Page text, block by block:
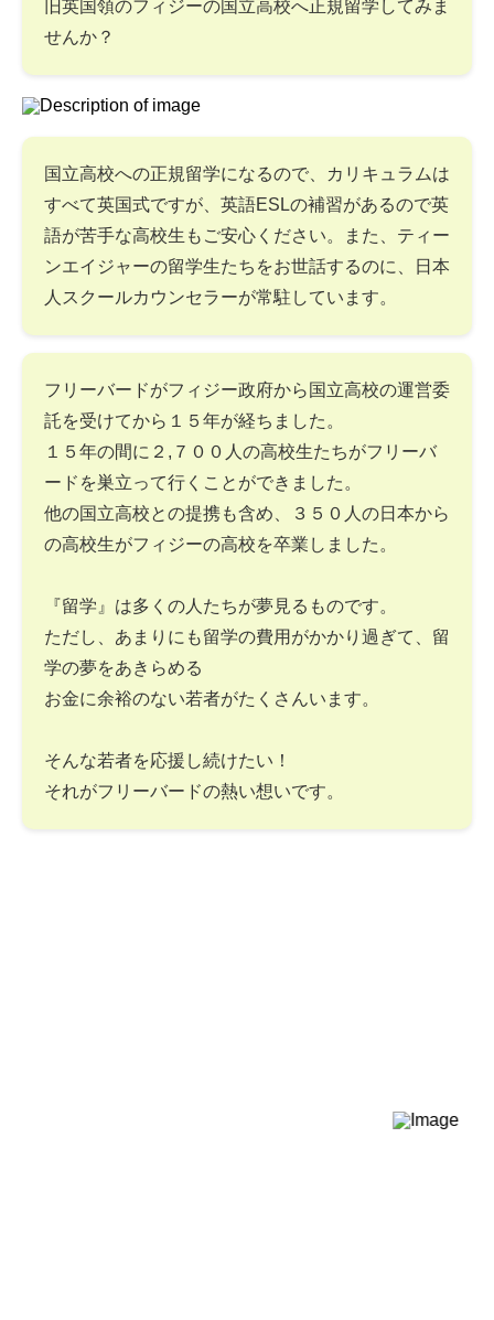
旧英国領のフィジーの国立高校へ正規留学してみま
せんか？
国立高校への正規留学になるので、カリキュラムは
すべて英国式ですが、英語ESLの補習があるので英
語が苦手な高校生もご安心ください。また、ティー
ンエイジャーの留学生たちをお世話するのに、日本
人スクールカウンセラーが常駐しています。
フリーバードがフィジー政府から国立高校の運営委
託を受けてから１５年が経ちました。
１５年の間に２,７００人の高校生たちがフリーバ
ードを巣立って行くことができました。
他の国立高校との提携も含め、３５０人の日本から
の高校生がフィジーの高校を卒業しました。
『留学』は多くの人たちが夢見るものです。
ただし、あまりにも留学の費用がかかり過ぎて、留
学の夢をあきらめる
お金に余裕のない若者がたくさんいます。
そんな若者を応援し続けたい！
それがフリーバードの熱い想いです。